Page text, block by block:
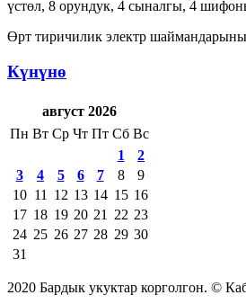
үстөл, 8 орундук, 4 сыналгы, 4
Өрт тиричилик электр
Күнүнө
август 2026
Пн Вт Ср Чт Пт Сб Вс
1
2
3
4 5 6 7 8
9
10 11 12 13 14 15 16
17 18 19 20 21 22 23
24 25 26 27 28 29 30
31
2020 Бардык укуктар корголгон. ©